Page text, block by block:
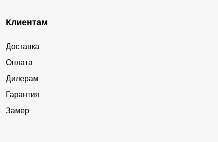
Клиентам
Доставка
Оплата
Дилерам
Гарантия
Замер